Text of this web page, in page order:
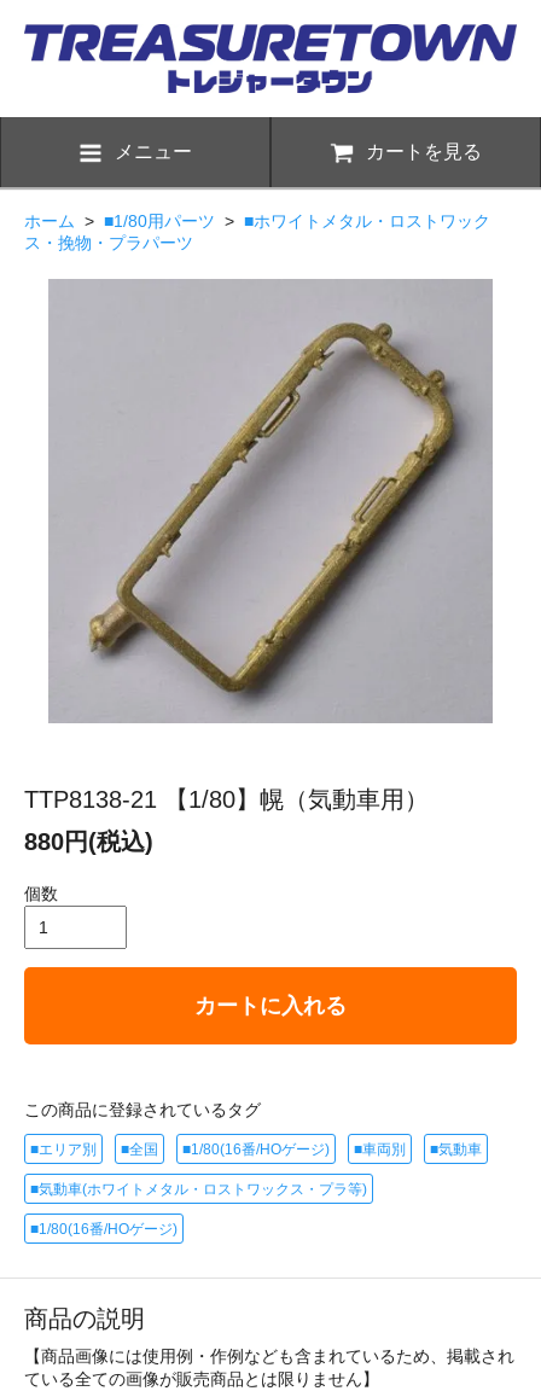
メニュー カートを見る
ホーム > ■1/80用パーツ > ■ホワイトメタル・ロストワック
ス・挽物・プラパーツ
TTP8138-21 【1/80】幌（気動車用）
880円(税込)
個数
カートに入れる
この商品に登録されているタグ
■エリア別 ■全国 ■1/80(16番/HOゲージ) ■車両別 ■気動車
■気動車(ホワイトメタル・ロストワックス・プラ等)
■1/80(16番/HOゲージ)
商品の説明
【商品画像には使用例・作例なども含まれているため、掲載され
ている全ての画像が販売商品とは限りません】